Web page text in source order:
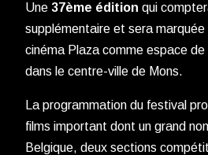
Une 37ème édition qui
supplémentaire et sera
cinéma Plaza comme espace
dans le centre-ville de Mons.
La programmation du festival
films important dont un grand
Belgique, deux sections